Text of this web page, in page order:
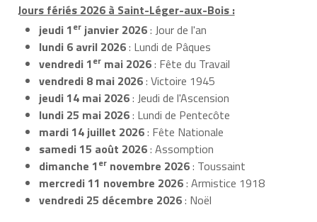
Jours fériés 2026 à Saint-Léger-aux-Bois :
jeudi 1er janvier 2026: Jour de l'an
lundi 6 avril 2026: Lundi de Pâques
vendredi 1er mai 2026: Fête du Travail
vendredi 8 mai 2026: Victoire 1945
jeudi 14 mai 2026: Jeudi de l'Ascension
lundi 25 mai 2026: Lundi de Pentecôte
mardi 14 juillet 2026: Fête Nationale
samedi 15 août 2026: Assomption
dimanche 1er novembre 2026: Toussaint
mercredi 11 novembre 2026: Armistice 1918
vendredi 25 décembre 2026: Noël